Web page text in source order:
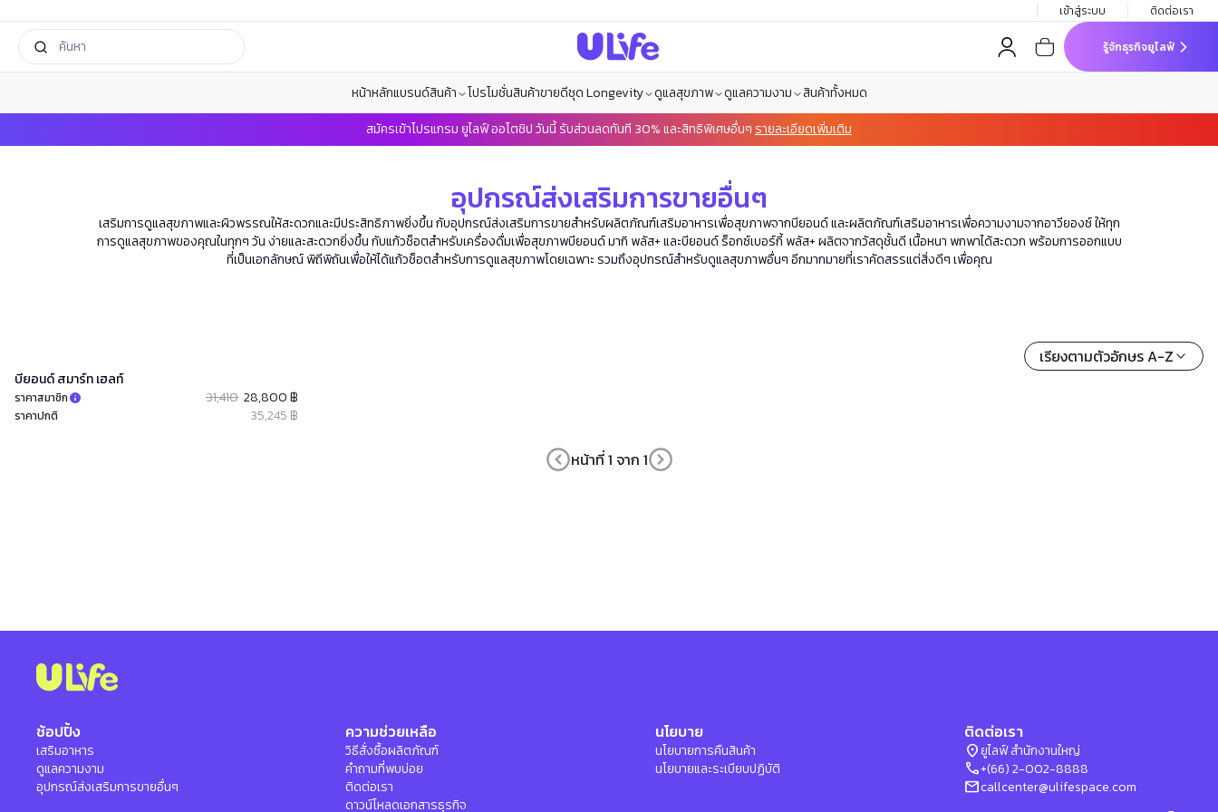
เข้าสู่ระบบ ติดต่อเรา
รู้จักธุรกิจยูไลฟ์
หน้าหลักแบรนด์สินค้า โปรโมชั่นสินค้าขายดีชุด Longevity ดูแลสุขภาพ ดูแลความงาม
สินค้าทั้งหมด
สมัครเข้าโปรแกรม ยูไลฟ์ ออโตชิป วันนี้ รับส่วนลดทันที 30% และสิทธิพิเศษอื่นๆ รายละเอียดเพิ่มเติม
อุปกรณ์ส่งเสริมการขายอื่นๆ
เสริมการดูแลสุขภาพและผิวพรรณให้สะดวกและมีประสิทธิภาพยิ่งขึ้น กับอุปกรณ์ส่งเสริมการขายสำหรับผลิตภัณฑ์เสริมอาหารเพื่อสุขภาพจากบียอนด์ และผลิตภัณฑ์เสริมอาหารเพื่อความงามจากอาวียองซ์ ให้ทุก
การดูแลสุขภาพของคุณในทุกๆ วัน ง่ายและสะดวกยิ่งขึ้น กับแก้วช็อตสำหรับเครื่องดื่มเพื่อสุขภาพบียอนด์ มากิ พลัส+ และบียอนด์ ร็อกซ์เบอร์กี้ พลัส+ ผลิตจากวัสดุชั้นดี เนื้อหนา พกพาได้สะดวก พร้อมการออกแบบ
ที่เป็นเอกลักษณ์ พิถีพิถันเพื่อให้ได้แก้วช็อตสำหรับการดูแลสุขภาพโดยเฉพาะ รวมถึงอุปกรณ์สำหรับดูแลสุขภาพอื่นๆ อีกมากมายที่เราคัดสรรแต่สิ่งดีๆ เพื่อคุณ
เรียงตามตัวอักษร A-Z
บียอนด์ สมาร์ท เฮลท์​
ราคาสมาชิก 31,410 28,800 ฿
ราคาปกติ 35,245 ฿
หน้าที่ 1 จาก 1
ช้อปปิ้ง
เสริมอาหาร
ดูแลความงาม
อุปกรณ์ส่งเสริมการขายอื่นๆ
ความช่วยเหลือ
วิธีสั่งซื้อผลิตภัณฑ์
คำถามที่พบบ่อย
ติดต่อเรา
ดาวน์โหลดเอกสารธุรกิจ
นโยบาย
นโยบายการคืนสินค้า
นโยบายและระเบียบปฏิบัติ
ติดต่อเรา
location_onยูไลฟ์ สำนักงานใหญ่
phone+(66) 2-002-8888
mailcallcenter@ulifespace.com